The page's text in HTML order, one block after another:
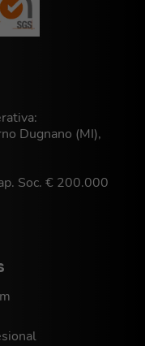
Dugnano (MI),
Soc. € 200.000